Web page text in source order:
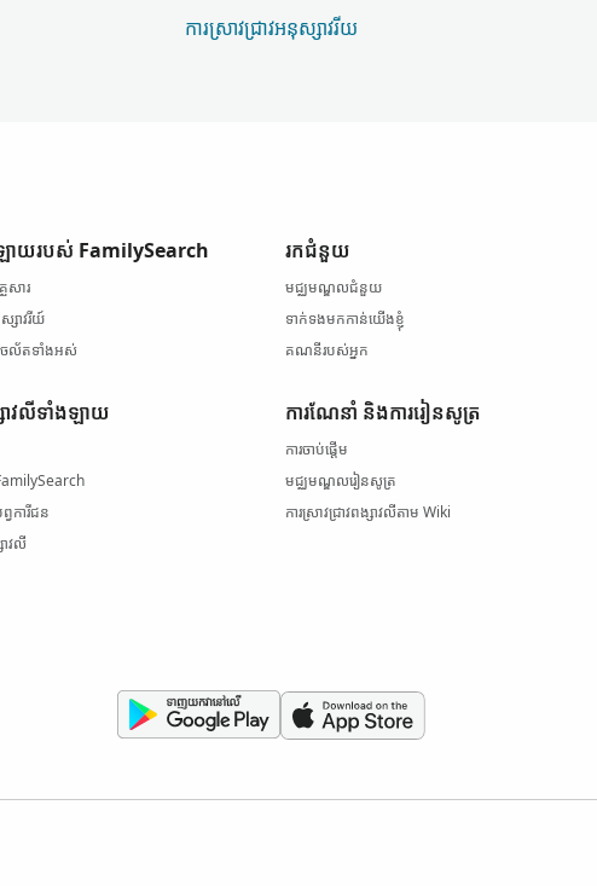
ការស្រាវជ្រាវ​អនុស្សាវរីយ
ឡាយ​របស់ FamilySearch
សារ
សាវរីយ៍
ចល័ត​ទាំងអស់
ាវលី​ទាំងឡាយ
ព្វការីជន
ាវលី
រក​ជំនួយ
មជ្ឈមណ្ឌល​ជំនួយ
ទាក់ទង​មកកាន់​យើងខ្ញុំ
គណនី​របស់​អ្នក
ការណែនាំ និង​ការរៀនសូត្រ
ការចាប់ផ្ដើម
មជ្ឈមណ្ឌល​រៀនសូត្រ
ការស្រាវជ្រាវ​ពង្សាវលី​តាម Wiki